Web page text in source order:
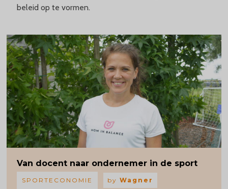
beleid op te vormen.
Van docent naar ondernemer in de sport
SPORTECONOMIE by Wagner